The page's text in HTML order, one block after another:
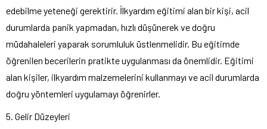
edebilme yeteneği gerektirir. İlkyardım eğitimi alan bir kişi, acil
durumlarda panik yapmadan, hızlı düşünerek ve doğru
müdahaleleri yaparak sorumluluk üstlenmelidir. Bu eğitimde
öğrenilen becerilerin pratikte uygulanması da önemlidir. Eğitimi
alan kişiler, ilkyardım malzemelerini kullanmayı ve acil durumlarda
doğru yöntemleri uygulamayı öğrenirler.
5. Gelir Düzeyleri